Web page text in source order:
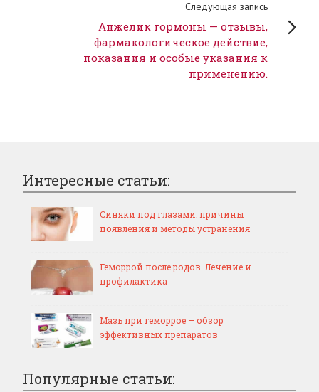
Следующая запись
Анжелик гормоны — отзывы,
фармакологическое действие,
показания и особые указания к
применению.
Интересные статьи:
Синяки под глазами: причины
появления и методы устранения
Геморрой после родов. Лечение и
профилактика
Мазь при геморрое — обзор
эффективных препаратов
Популярные статьи: